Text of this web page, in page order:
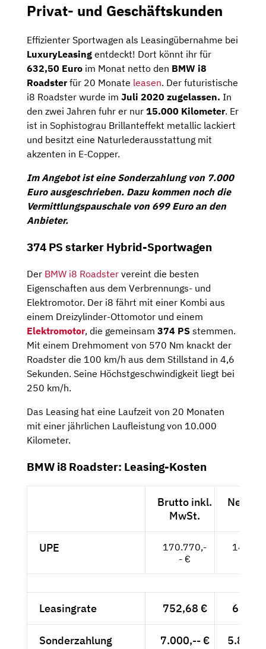
Privat- und Geschäftskunden
Effizienter Sportwagen als Leasingübernahme bei
LuxuryLeasing entdeckt! Dort könnt ihr für
632,50 Euro im Monat netto den BMW i8
Roadsterfür 20 Monate leasen. Der futuristische
i8 Roadster wurde im Juli 2020 zugelassen. In
den zwei Jahren fuhr er nur 15.000 Kilometer. Er
ist in Sophistograu Brillanteffekt metallic lackiert
und besitzt eine Naturlederausstattung mit
akzenten in E-Copper.
Im Angebot ist eine Sonderzahlung von 7.000
Euro ausgeschrieben. Dazu kommen noch die
Vermittlungspauschale von 699 Euro an den
Anbieter.
374 PS starker Hybrid-Sportwagen
Der BMW i8 Roadster vereint die besten
Eigenschaften aus dem Verbrennungs- und
Elektromotor. Der i8 fährt mit einer Kombi aus
einem Dreizylinder-Ottomotor und einem
Elektromotor, die gemeinsam 374 PS stemmen.
Mit einem Drehmoment von 570 Nm knackt der
Roadster die 100 km/h aus dem Stillstand in 4,6
Sekunden. Seine Höchstgeschwindigkeit liegt bei
250 km/h.
Das Leasing hat eine Laufzeit von 20 Monaten
mit einer jährlichen Laufleistung von 10.000
Kilometer.
BMW i8 Roadster: Leasing-Kosten
Brutto inkl.
MwSt.
Netto
UPE
170.770,-
- €
Leasingrate 752,68 €
Sonderzahlung 7.000,-- €